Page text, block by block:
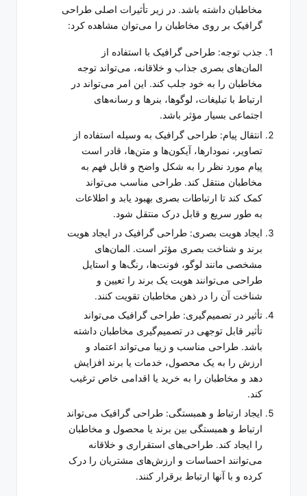
مخاطبان داشته باشد. در زیر تأثیرات اصلی طراحی
گرافیک بر روی مخاطبان را می‌توان مشاهده کرد:
جذب توجه: طراحی گرافیک با استفاده از
المان‌های بصری جذاب و خلاقانه، می‌تواند توجه
مخاطبان را به خود جلب کند. این امر می‌تواند در
ارتباط با تبلیغات، لوگوها، بنرها و رسانه‌های
اجتماعی بسیار مؤثر باشد.
انتقال پیام: طراحی گرافیک به وسیله استفاده از
تصاویر، نمودارها، آیکون‌ها و متن‌ها، قادر است
پیام مورد نظر را به شکل واضح و قابل فهم به
مخاطبان منتقل کند. طراحی مناسب می‌تواند
کمک کند تا ارتباطات بصری بهبود یابد و اطلاعات
به طور سریع و قابل درک منتقل شود.
ایجاد هویت بصری: طراحی گرافیک در ایجاد هویت
برند و شناخت بصری مؤثر است. المان‌های
مشخصی مانند لوگو، فونت‌ها، رنگ‌ها و استایل
طراحی می‌توانند هویت یک برند را تعیین و
شناخت آن را در ذهن مخاطبان تقویت کنند.
تأثیر در تصمیم‌گیری: طراحی گرافیک می‌تواند
تأثیر قابل توجهی در تصمیم‌گیری مخاطبان داشته
باشد. طراحی مناسب و زیبا می‌تواند اعتماد و
ارزش را به یک محصول، خدمات یا برند افزایش
دهد و مخاطبان را به خرید یا اقدامی خاص ترغیب
کند.
ایجاد ارتباط و همبستگی: طراحی گرافیک می‌تواند
ارتباط و همبستگی بین برند یا محصول و مخاطبان
را ایجاد کند. طراحی‌های استقراری و خلاقانه
می‌توانند احساسات و ارزش‌های مشتریان را درک
کرده و با آنها ارتباط برقرار کنند.